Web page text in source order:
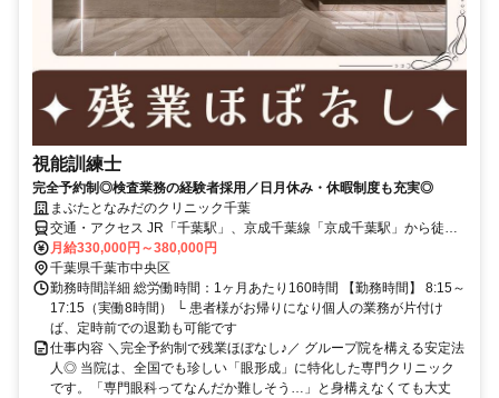
視能訓練士
完全予約制◎検査業務の経験者採用／日月休み・休暇制度も充実◎
まぶたとなみだのクリニック千葉
交通・アクセス JR「千葉駅」、京成千葉線「京成千葉駅」から徒歩6
分
月給330,000円～380,000円
千葉県千葉市中央区
勤務時間詳細 総労働時間：1ヶ月あたり160時間 【勤務時間】 8:15～
17:15（実働8時間） └ 患者様がお帰りになり個人の業務が片付け
ば、定時前での退勤も可能です
仕事内容 ＼完全予約制で残業ほぼなし♪／ グループ院を構える安定法
人◎ 当院は、全国でも珍しい「眼形成」に特化した専門クリニック
です。「専門眼科ってなんだか難しそう…」と身構えなくても大丈